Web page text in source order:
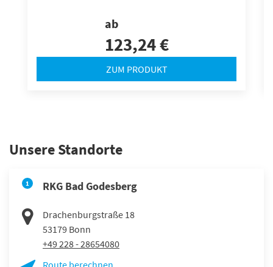
ab
123,24 €
ZUM PRODUKT
Unsere Standorte
1 RKG Bad Godesberg
Drachenburgstraße 18
53179 Bonn
+49 228 - 28654080
Route berechnen